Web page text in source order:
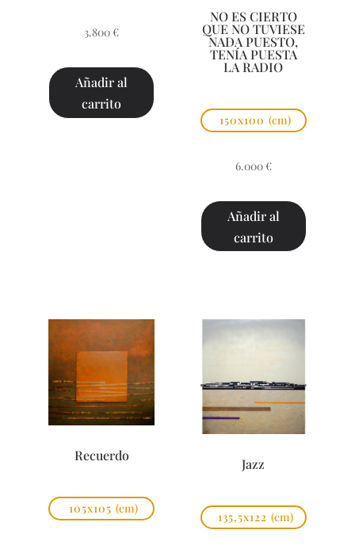
3.800 €
Añadir al
carrito
NO ES CIERTO
QUE NO TUVIESE
NADA PUESTO,
TENÍA PUESTA
LA RADIO
150x100 (cm)
6.000 €
Añadir al
carrito
Recuerdo
105x105 (cm)
Jazz
135,5x122 (cm)